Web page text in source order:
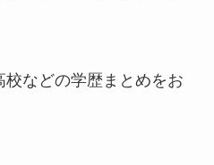
などの学歴まとめをお